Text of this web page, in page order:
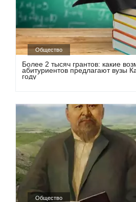
Общество
Более 2 тысяч грантов: какие
абитуриентов предлагают вузы
году
Общество